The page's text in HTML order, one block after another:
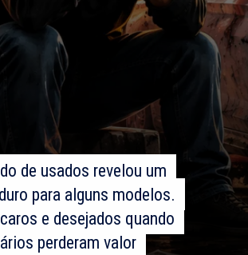
de usados revelou um
para alguns modelos.
e desejados quando
perderam valor
de usados revelou um
para alguns modelos.
e desejados quando
perderam valor